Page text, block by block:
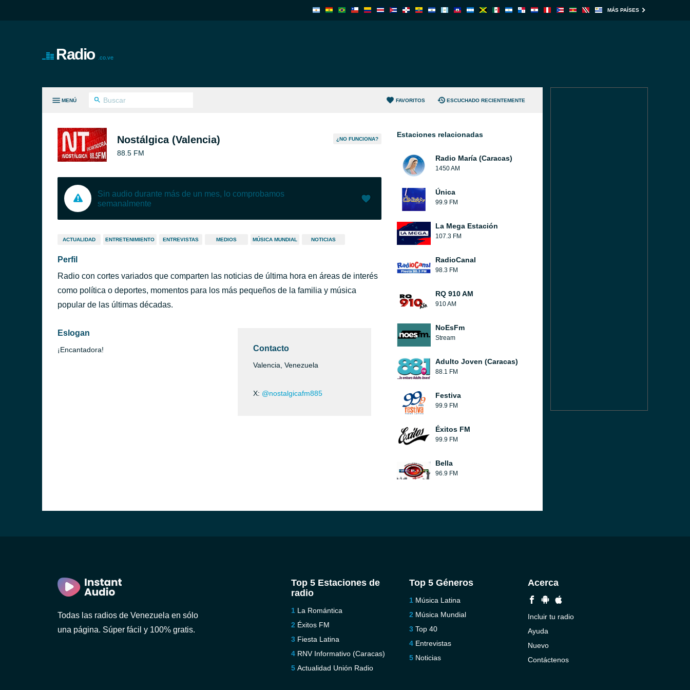
MÁS PAÍSES
Radio .co.ve
MENÚ FAVORITOS ESCUCHADO RECIENTEMENTE
Nostálgica (Valencia)
88.5 FM
¿NO FUNCIONA?
Sin audio durante más de un mes, lo comprobamos
semanalmente
ACTUALIDAD ENTRETENIMIENTO ENTREVISTAS MEDIOS MÚSICA MUNDIAL NOTICIAS
Perfil
Radio con cortes variados que comparten las noticias de última hora en áreas de interés
como política o deportes, momentos para los más pequeños de la familia y música
popular de las últimas décadas.
Eslogan
¡Encantadora! Contacto
Valencia, Venezuela
X: @nostalgicafm885
Estaciones relacionadas
Radio María (Caracas)
1450 AM
Única
99.9 FM
La Mega Estación
107.3 FM
RadioCanal
98.3 FM
RQ 910 AM
910 AM
NoEsFm
Stream
Adulto Joven (Caracas)
88.1 FM
Festiva
99.9 FM
Éxitos FM
99.9 FM
Bella
96.9 FM
Todas las radios de Venezuela en sólo
una página. Súper fácil y 100% gratis.
Top 5 Estaciones de
radio
La Romántica
Éxitos FM
Fiesta Latina
RNV Informativo (Caracas)
Actualidad Unión Radio
Top 5 Géneros
Música Latina
Música Mundial
Top 40
Entrevistas
Noticias
Acerca
Incluir tu radio
Ayuda
Nuevo
Contáctenos